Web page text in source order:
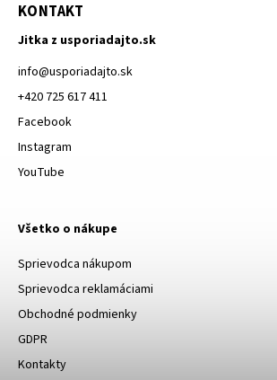
KONTAKT
Jitka z usporiadajto.sk
info@usporiadajto.sk
+420 725 617 411
Facebook
Instagram
YouTube
Všetko o nákupe
Sprievodca nákupom
Sprievodca reklamáciami
Obchodné podmienky
GDPR
Kontakty